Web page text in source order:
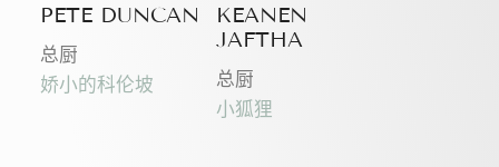
PETE DUNCAN
总厨
娇小的科伦坡
KEANEN
JAFTHA
总厨
小狐狸